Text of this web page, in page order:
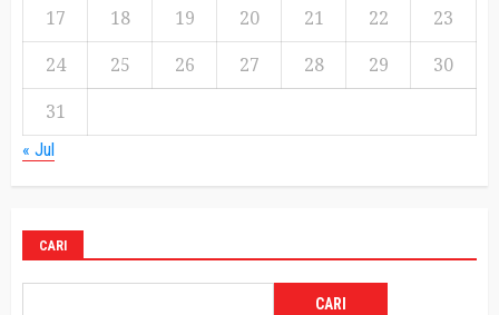
17
18 19 20 21 22
23
24
25 26 27 28 29
30
31
« Jul
CARI
CARI